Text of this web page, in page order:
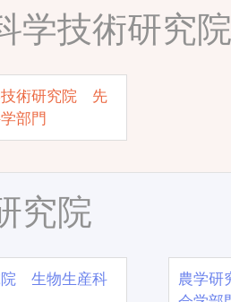
学技術研究
技術研究院 先
部門
究院
院 生物生産科
農学